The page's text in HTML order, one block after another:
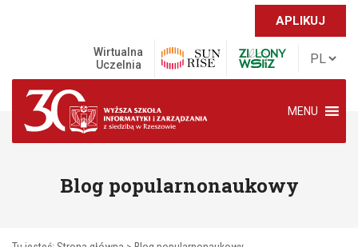
APLIKUJ
Wirtualna
Uczelnia
MENU
Blog popularnonaukowy